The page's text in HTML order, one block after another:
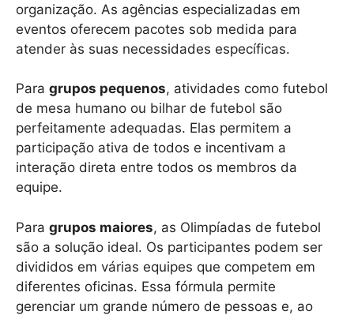
organização. As agências especializadas em
eventos oferecem pacotes sob medida para
atender às suas necessidades específicas.
Para grupos pequenos, atividades como futebol
de mesa humano ou bilhar de futebol são
perfeitamente adequadas. Elas permitem a
participação ativa de todos e incentivam a
interação direta entre todos os membros da
equipe.
Para grupos maiores, as Olimpíadas de futebol
são a solução ideal. Os participantes podem ser
divididos em várias equipes que competem em
diferentes oficinas. Essa fórmula permite
gerenciar um grande número de pessoas e, ao